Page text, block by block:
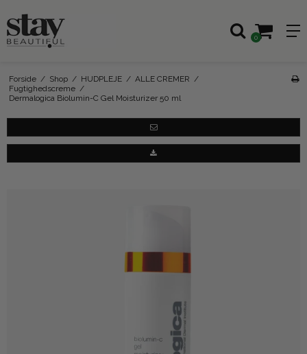
0
Forside / Shop / HUDPLEJE / ALLE CREMER /
Fugtighedscreme /
Dermalogica Biolumin-C Gel Moisturizer 50 ml